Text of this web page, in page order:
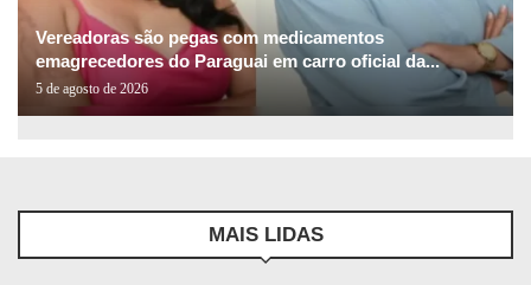
Vereadoras são pegas com medicamentos
emagrecedores do Paraguai em carro oficial da...
5 de agosto de 2026
MAIS LIDAS